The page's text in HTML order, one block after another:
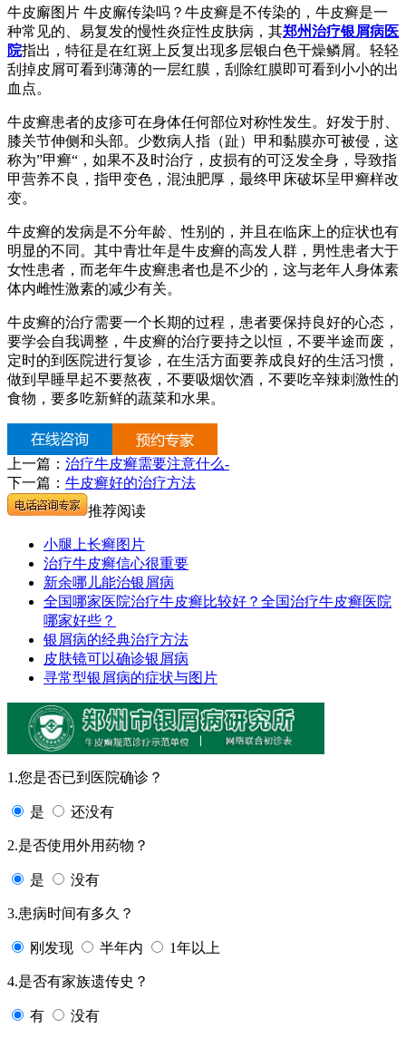
牛皮廨图片 牛皮廨传染吗？牛皮癣是不传染的，牛皮癣是一
种常见的、易复发的慢性炎症性皮肤病，其郑州治疗银屑病医
院指出，特征是在红斑上反复出现多层银白色干燥鳞屑。轻轻
刮掉皮屑可看到薄薄的一层红膜，刮除红膜即可看到小小的出
血点。
牛皮癣患者的皮疹可在身体任何部位对称性发生。好发于肘、
膝关节伸侧和头部。少数病人指（趾）甲和黏膜亦可被侵，这
称为”甲癣“，如果不及时治疗，皮损有的可泛发全身，导致指
甲营养不良，指甲变色，混浊肥厚，最终甲床破坏呈甲癣样改
变。
牛皮癣的发病是不分年龄、性别的，并且在临床上的症状也有
明显的不同。其中青壮年是牛皮癣的高发人群，男性患者大于
女性患者，而老年牛皮癣患者也是不少的，这与老年人身体素
体内雌性激素的减少有关。
牛皮癣的治疗需要一个长期的过程，患者要保持良好的心态，
要学会自我调整，牛皮癣的治疗要持之以恒，不要半途而废，
定时的到医院进行复诊，在生活方面要养成良好的生活习惯，
做到早睡早起不要熬夜，不要吸烟饮酒，不要吃辛辣刺激性的
食物，要多吃新鲜的蔬菜和水果。
上一篇： 治疗牛皮癣需要注意什么-
下一篇： 牛皮癣好的治疗方法
推荐阅读
小腿上长癣图片
治疗牛皮癣信心很重要
新余哪儿能治银屑病
全国哪家医院治疗牛皮癣比较好？全国治疗牛皮癣医院
哪家好些？
银屑病的经典治疗方法
皮肤镜可以确诊银屑病
寻常型银屑病的症状与图片
1.您是否已到医院确诊？
是 还没有
2.是否使用外用药物？
是 没有
3.患病时间有多久？
刚发现 半年内 1年以上
4.是否有家族遗传史？
有 没有